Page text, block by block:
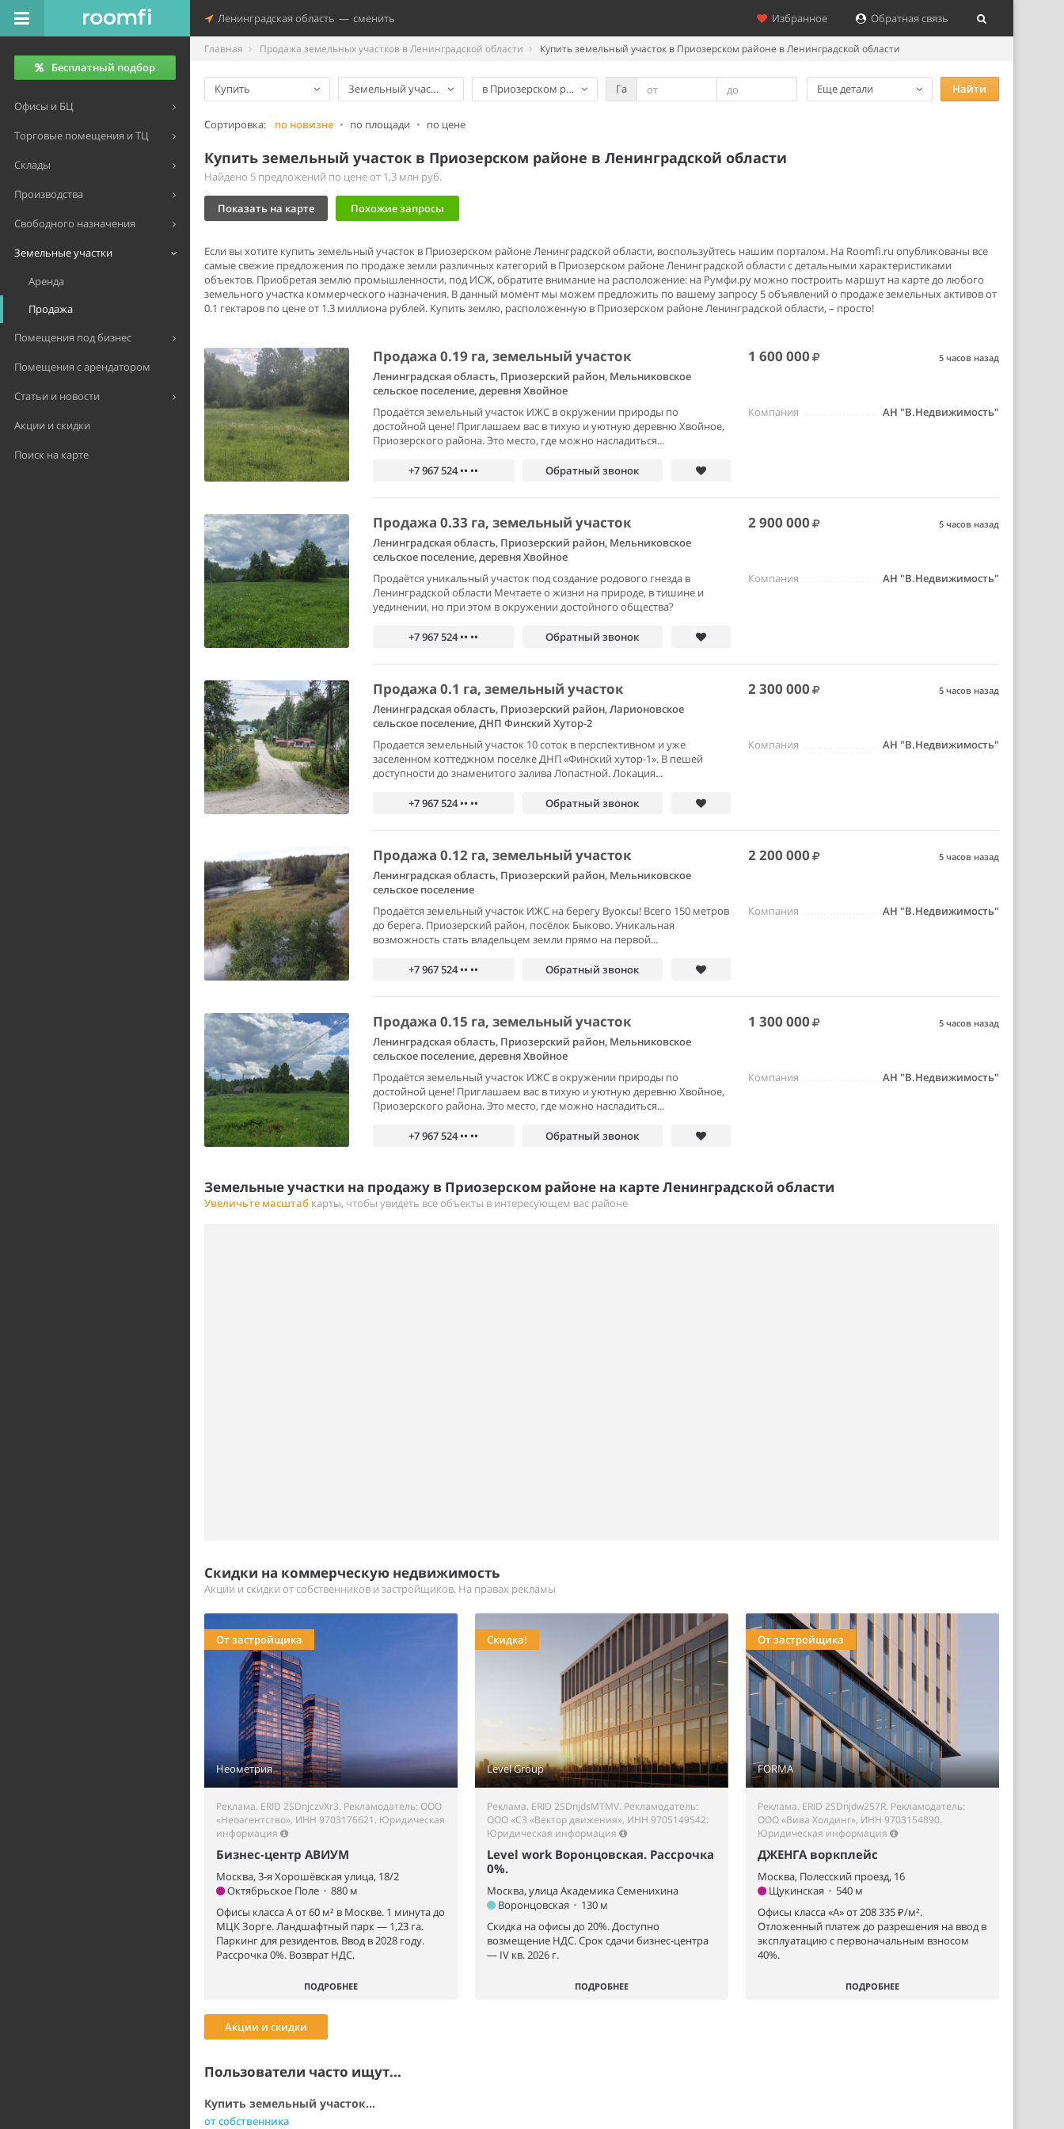
Ленинградская область — сменить Избранное Обратная связь
Бесплатный подбор
Офисы и БЦ
Торговые помещения и ТЦ
Склады
Производства
Свободного назначения
Земельные участки
Аренда
Продажа
Помещения под бизнес
Помещения с арендатором
Статьи и новости
Акции и скидки
Поиск на карте
Главная Продажа земельных участков в Ленинградской области Купить земельный участок в Приозерском районе в Ленинградской области
Купить Земельный участок в Приозерском районе Га Еще детали Найти
Сортировка: по новизне • по площади • по цене
Купить земельный участок в Приозерском районе в Ленинградской области
Найдено 5 предложений по цене от 1,3 млн руб.
Показать на карте Похожие запросы
Если вы хотите купить земельный участок в Приозерском районе Ленинградской области, воспользуйтесь нашим порталом. На Roomfi.ru опубликованы все
самые свежие предложения по продаже земли различных категорий в Приозерском районе Ленинградской области с детальными характеристиками
объектов. Приобретая землю промышленности, под ИСЖ, обратите внимание на расположение: на Румфи.ру можно построить маршут на карте до любого
земельного участка коммерческого назначения. В данный момент мы можем предложить по вашему запросу 5 объявлений о продаже земельных активов от
0.1 гектаров по цене от 1.3 миллиона рублей. Купить землю, расположенную в Приозерском районе Ленинградской области, – просто!
Продажа 0.19 га, земельный участок 1 600 000 5 часов назад
Ленинградская область, Приозерский район, Мельниковское
сельское поселение, деревня Хвойное
Продаётся земельный участок ИЖС в окружении природы по
достойной цене! Приглашаем вас в тихую и уютную деревню Хвойное,
Приозерского района. Это место, где можно насладиться...
АН "В.Недвижимость"
Компания
+7 967 524 •• •• Обратный звонок
Продажа 0.33 га, земельный участок 2 900 000 5 часов назад
Ленинградская область, Приозерский район, Мельниковское
сельское поселение, деревня Хвойное
Продаётся уникальный участок под создание родового гнезда в
Ленинградской области Мечтаете о жизни на природе, в тишине и
уединении, но при этом в окружении достойного общества?
АН "В.Недвижимость"
Компания
+7 967 524 •• •• Обратный звонок
Продажа 0.1 га, земельный участок 2 300 000 5 часов назад
Ленинградская область, Приозерский район, Ларионовское
сельское поселение, ДНП Финский Хутор-2
Продается земельный участок 10 соток в перспективном и уже
заселенном коттеджном поселке ДНП «Финский хутор-1». В пешей
доступности до знаменитого залива Лопастной. Локация...
АН "В.Недвижимость"
Компания
+7 967 524 •• •• Обратный звонок
Продажа 0.12 га, земельный участок 2 200 000 5 часов назад
Ленинградская область, Приозерский район, Мельниковское
сельское поселение
Продаётся земельный участок ИЖС на берегу Вуоксы! Всего 150 метров
до берега. Приозерский район, посёлок Быково. Уникальная
возможность стать владельцем земли прямо на первой...
АН "В.Недвижимость"
Компания
+7 967 524 •• •• Обратный звонок
Продажа 0.15 га, земельный участок 1 300 000 5 часов назад
Ленинградская область, Приозерский район, Мельниковское
сельское поселение, деревня Хвойное
Продаётся земельный участок ИЖС в окружении природы по
достойной цене! Приглашаем вас в тихую и уютную деревню Хвойное,
Приозерского района. Это место, где можно насладиться...
АН "В.Недвижимость"
Компания
+7 967 524 •• •• Обратный звонок
Земельные участки на продажу в Приозерском районе на карте Ленинградской области
Увеличьте масштаб карты, чтобы увидеть все объекты в интересующем вас районе
Скидки на коммерческую недвижимость
Акции и скидки от собственников и застройщиков. На правах рекламы
Неометрия
От застройщика
Реклама. ERID 2SDnjczvXr3. Рекламодатель: ООО
«Неоагентство», ИНН 9703176621. Юридическая
информация
Бизнес-центр АВИУМ
Москва, 3-я Хорошёвская улица, 18/2
Октябрьское Поле • 880 м
Офисы класса А от 60 м² в Москве. 1 минута до
МЦК Зорге. Ландшафтный парк — 1,23 га.
Паркинг для резидентов. Ввод в 2028 году.
Рассрочка 0%. Возврат НДС.
ПОДРОБНЕЕ
Level Group
Скидка!
Реклама. ERID 2SDnjdsMTMV. Рекламодатель:
ООО «СЗ «Вектор движения», ИНН 9705149542.
Юридическая информация
Level work Воронцовская. Рассрочка
0%.
Москва, улица Академика Семенихина
Воронцовская • 130 м
Скидка на офисы до 20%. Доступно
возмещение НДС. Срок сдачи бизнес-центра
— IV кв. 2026 г.
ПОДРОБНЕЕ
FORMA
От застройщика
Реклама. ERID 2SDnjdw257R. Рекламодатель:
ООО «Вива Холдинг», ИНН 9703154890.
Юридическая информация
ДЖЕНГА воркплейс
Москва, Полесский проезд, 16
Щукинская • 540 м
Офисы класса «А» от 208 335 ₽/м².
Отложенный платеж до разрешения на ввод в
эксплуатацию с первоначальным взносом
40%.
ПОДРОБНЕЕ
Акции и скидки
Пользователи часто ищут...
Купить земельный участок...
от собственника